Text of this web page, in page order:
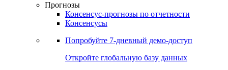
Прогнозы
Консенсус-прогнозы по отчетности
Консенсусы
Попробуйте 7-дневный демо-доступ
Откройте глобальную базу данных